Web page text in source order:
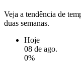
Veja a tendência de
duas semanas.
Hoje
08 de ago.
0%